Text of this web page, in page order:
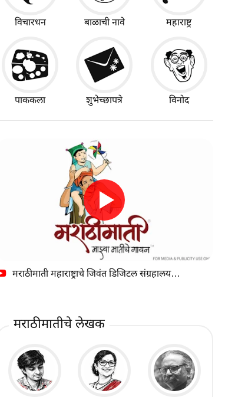
विचारधन बाळाची नावे महाराष्ट्र
पाककला शुभेच्छापत्रे विनोद
मराठीमाती महाराष्ट्राचे जिवंत डिजिटल संग्रहालय…
मराठीमातीचे लेखक